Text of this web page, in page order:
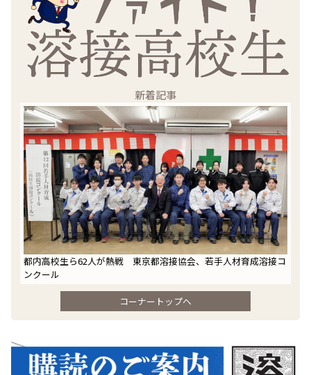
新着記事
都内高校生ら62人が熱戦 東京都溶接協会、若手人材育成溶接コ
ンクール
コーナートップへ